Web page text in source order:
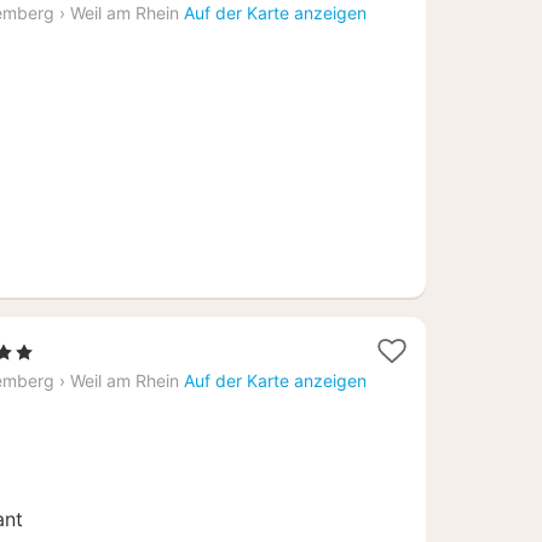
Nacht
› Weil am Rhein Auf der Karte anzeigen
› Weil am Rhein Auf der Karte anzeigen